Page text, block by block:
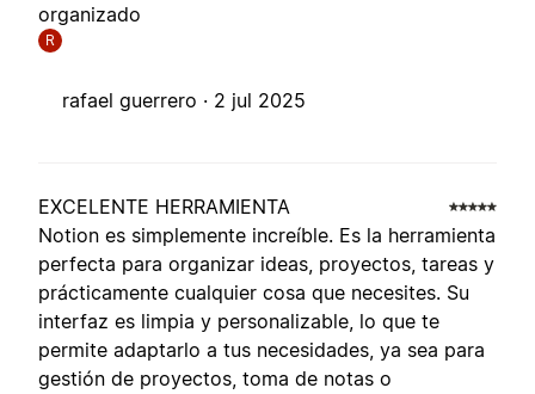
organizado
R
rafael guerrero · 2 jul 2025
EXCELENTE HERRAMIENTA
Notion es simplemente increíble. Es la herramienta
perfecta para organizar ideas, proyectos, tareas y
prácticamente cualquier cosa que necesites. Su
interfaz es limpia y personalizable, lo que te
permite adaptarlo a tus necesidades, ya sea para
gestión de proyectos, toma de notas o